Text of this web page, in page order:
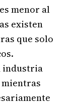
menor al
existen
que solo
industria